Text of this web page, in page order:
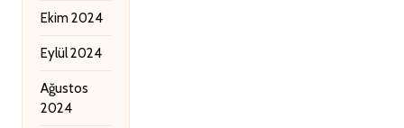
Ekim 2024
Eylül 2024
Ağustos
2024